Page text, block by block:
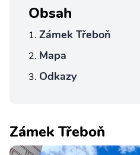
Obsah
Zámek Třeboň
Mapa
Odkazy
Zámek Třeboň